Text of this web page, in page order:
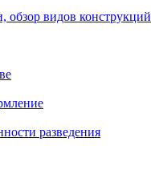
обзор видов конструкций
разведения